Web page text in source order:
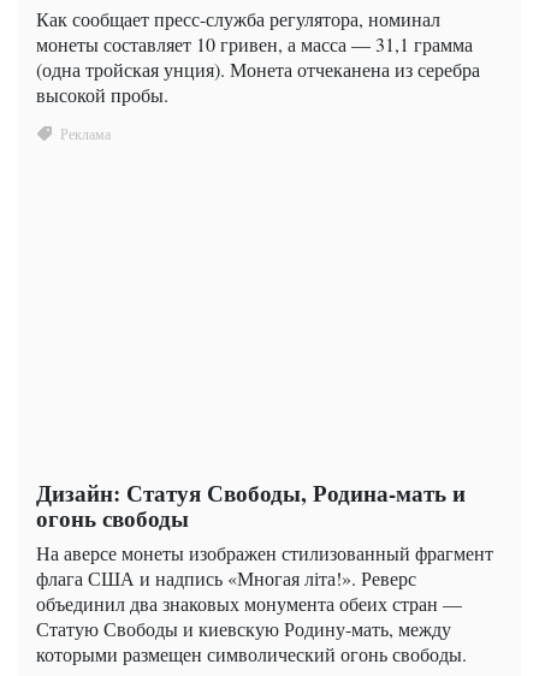
Как сообщает пресс-служба регулятора, номинал
монеты составляет 10 гривен, а масса — 31,1 грамма
(одна тройская унция). Монета отчеканена из серебра
высокой пробы.
Дизайн: Статуя Свободы, Родина-мать и
огонь свободы
На аверсе монеты изображен стилизованный фрагмент
флага США и надпись «Многая літа!». Реверс
объединил два знаковых монумента обеих стран —
Статую Свободы и киевскую Родину-мать, между
которыми размещен символический огонь свободы.